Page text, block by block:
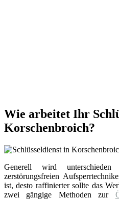
Wie arbeitet Ihr
Korschenbroich?
Generell wird unterschieden
zerstörungsfreien
ist, desto raffinierter sollte das
zwei gängige Methoden zur